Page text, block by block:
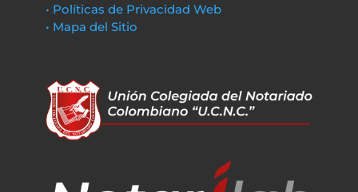
• Políticas de Privacidad Web
• Mapa del Sitio